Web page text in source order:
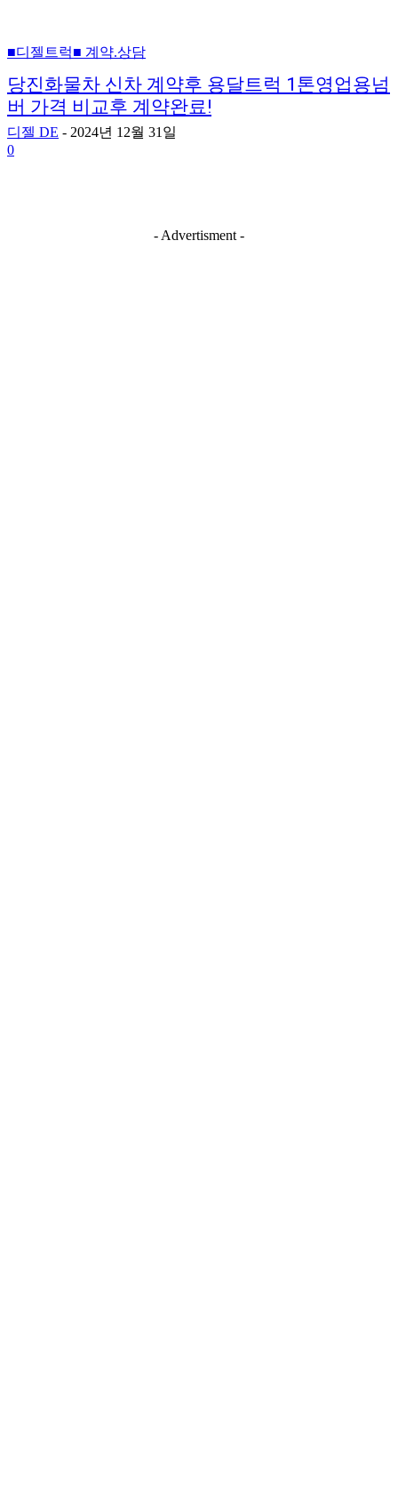
■디젤트럭■ 계약.상담
당진화물차 신차 계약후 용달트럭 1톤영업용넘
버 가격 비교후 계약완료!
디젤 DE - 2024년 12월 31일
0
- Advertisment -